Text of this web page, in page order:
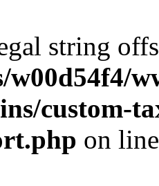
string
w00d54f4/
custom-
on